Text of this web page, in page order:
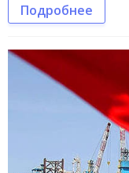
Подробнее